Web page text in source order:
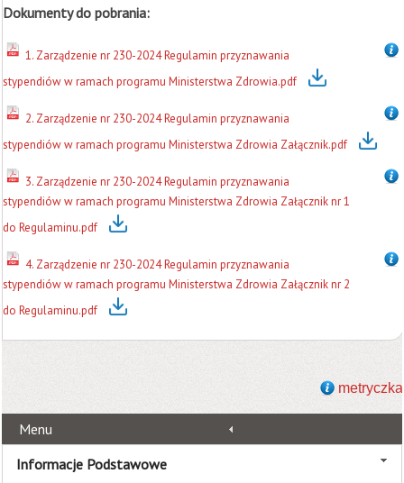
Dokumenty do pobrania:
1. Zarządzenie nr 230-2024 Regulamin przyznawania
stypendiów w ramach programu Ministerstwa Zdrowia.pdf
2. Zarządzenie nr 230-2024 Regulamin przyznawania
stypendiów w ramach programu Ministerstwa Zdrowia Załącznik.pdf
3. Zarządzenie nr 230-2024 Regulamin przyznawania
stypendiów w ramach programu Ministerstwa Zdrowia Załącznik nr 1
do Regulaminu.pdf
4. Zarządzenie nr 230-2024 Regulamin przyznawania
stypendiów w ramach programu Ministerstwa Zdrowia Załącznik nr 2
do Regulaminu.pdf
metryczka
Menu
Informacje Podstawowe